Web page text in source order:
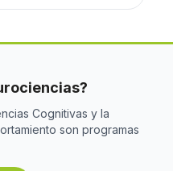
Cognitivas y la
son programas